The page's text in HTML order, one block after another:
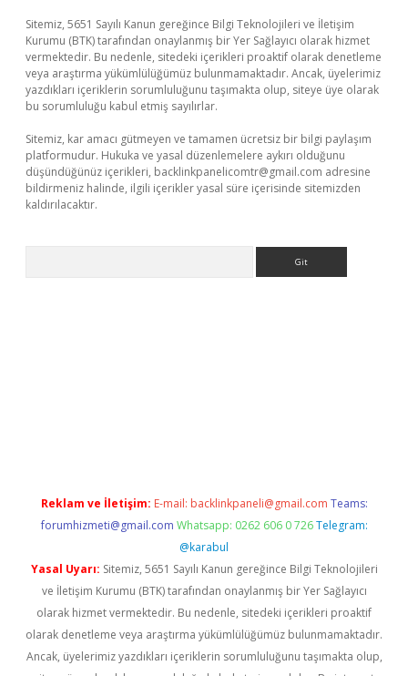
Sitemiz, 5651 Sayılı Kanun gereğince Bilgi Teknolojileri ve İletişim
Kurumu (BTK) tarafından onaylanmış bir Yer Sağlayıcı olarak hizmet
vermektedir. Bu nedenle, sitedeki içerikleri proaktif olarak denetleme
veya araştırma yükümlülüğümüz bulunmamaktadır. Ancak, üyelerimiz
yazdıkları içeriklerin sorumluluğunu taşımakta olup, siteye üye olarak
bu sorumluluğu kabul etmiş sayılırlar.
Sitemiz, kar amacı gütmeyen ve tamamen ücretsiz bir bilgi paylaşım
platformudur. Hukuka ve yasal düzenlemelere aykırı olduğunu
düşündüğünüz içerikleri, backlinkpanelicomtr@gmail.com adresine
bildirmeniz halinde, ilgili içerikler yasal süre içerisinde sitemizden
kaldırılacaktır.
Reklam ve İletişim: E-mail: backlinkpaneli@gmail.com Teams:
forumhizmeti@gmail.com Whatsapp: 0262 606 0 726 Telegram:
@karabul
Yasal Uyarı: Sitemiz, 5651 Sayılı Kanun gereğince Bilgi Teknolojileri
ve İletişim Kurumu (BTK) tarafından onaylanmış bir Yer Sağlayıcı
olarak hizmet vermektedir. Bu nedenle, sitedeki içerikleri proaktif
olarak denetleme veya araştırma yükümlülüğümüz bulunmamaktadır.
Ancak, üyelerimiz yazdıkları içeriklerin sorumluluğunu taşımakta olup,